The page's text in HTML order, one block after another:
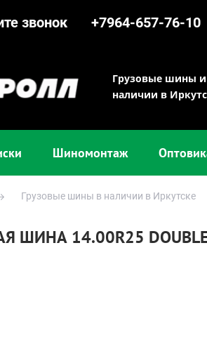
звонок +7964-657-76-10
Грузовые шины
наличии в
Шиномонтаж
Грузовые шины в наличии в Иркутске
ШИНА 14.00R25